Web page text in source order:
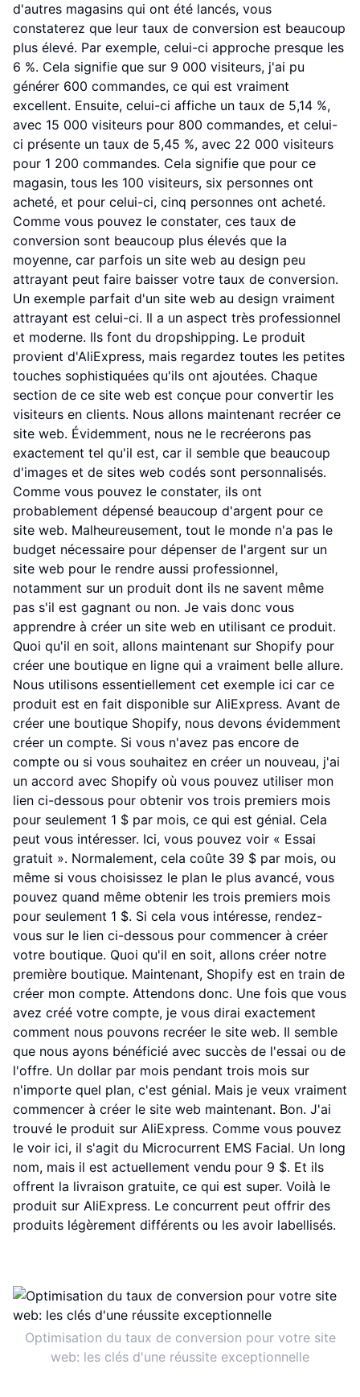
d'autres magasins qui ont été lancés, vous
constaterez que leur taux de conversion est beaucoup
plus élevé. Par exemple, celui-ci approche presque les
6 %. Cela signifie que sur 9 000 visiteurs, j'ai pu
générer 600 commandes, ce qui est vraiment
excellent. Ensuite, celui-ci affiche un taux de 5,14 %,
avec 15 000 visiteurs pour 800 commandes, et celui-
ci présente un taux de 5,45 %, avec 22 000 visiteurs
pour 1 200 commandes. Cela signifie que pour ce
magasin, tous les 100 visiteurs, six personnes ont
acheté, et pour celui-ci, cinq personnes ont acheté.
Comme vous pouvez le constater, ces taux de
conversion sont beaucoup plus élevés que la
moyenne, car parfois un site web au design peu
attrayant peut faire baisser votre taux de conversion.
Un exemple parfait d'un site web au design vraiment
attrayant est celui-ci. Il a un aspect très professionnel
et moderne. Ils font du dropshipping. Le produit
provient d'AliExpress, mais regardez toutes les petites
touches sophistiquées qu'ils ont ajoutées. Chaque
section de ce site web est conçue pour convertir les
visiteurs en clients. Nous allons maintenant recréer ce
site web. Évidemment, nous ne le recréerons pas
exactement tel qu'il est, car il semble que beaucoup
d'images et de sites web codés sont personnalisés.
Comme vous pouvez le constater, ils ont
probablement dépensé beaucoup d'argent pour ce
site web. Malheureusement, tout le monde n'a pas le
budget nécessaire pour dépenser de l'argent sur un
site web pour le rendre aussi professionnel,
notamment sur un produit dont ils ne savent même
pas s'il est gagnant ou non. Je vais donc vous
apprendre à créer un site web en utilisant ce produit.
Quoi qu'il en soit, allons maintenant sur Shopify pour
créer une boutique en ligne qui a vraiment belle allure.
Nous utilisons essentiellement cet exemple ici car ce
produit est en fait disponible sur AliExpress. Avant de
créer une boutique Shopify, nous devons évidemment
créer un compte. Si vous n'avez pas encore de
compte ou si vous souhaitez en créer un nouveau, j'ai
un accord avec Shopify où vous pouvez utiliser mon
lien ci-dessous pour obtenir vos trois premiers mois
pour seulement 1 $ par mois, ce qui est génial. Cela
peut vous intéresser. Ici, vous pouvez voir « Essai
gratuit ». Normalement, cela coûte 39 $ par mois, ou
même si vous choisissez le plan le plus avancé, vous
pouvez quand même obtenir les trois premiers mois
pour seulement 1 $. Si cela vous intéresse, rendez-
vous sur le lien ci-dessous pour commencer à créer
votre boutique. Quoi qu'il en soit, allons créer notre
première boutique. Maintenant, Shopify est en train de
créer mon compte. Attendons donc. Une fois que vous
avez créé votre compte, je vous dirai exactement
comment nous pouvons recréer le site web. Il semble
que nous ayons bénéficié avec succès de l'essai ou de
l'offre. Un dollar par mois pendant trois mois sur
n'importe quel plan, c'est génial. Mais je veux vraiment
commencer à créer le site web maintenant. Bon. J'ai
trouvé le produit sur AliExpress. Comme vous pouvez
le voir ici, il s'agit du Microcurrent EMS Facial. Un long
nom, mais il est actuellement vendu pour 9 $. Et ils
offrent la livraison gratuite, ce qui est super. Voilà le
produit sur AliExpress. Le concurrent peut offrir des
produits légèrement différents ou les avoir labellisés.
Optimisation du taux de conversion pour votre site
web: les clés d'une réussite exceptionnelle